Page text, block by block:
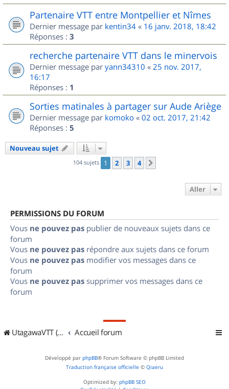
Partenaire VTT entre Montpellier et Nîmes
Dernier message par kentin34 « 16 janv. 2018, 18:42
Réponses : 3
recherche partenaire VTT dans le minervois
Dernier message par yann34310 « 25 nov. 2017,
16:17
Réponses : 1
Sorties matinales à partager sur Aude Ariège
Dernier message par komoko « 02 oct. 2017, 21:42
Réponses : 5
Nouveau sujet
104 sujets 1 2 3 4
Aller
PERMISSIONS DU FORUM
Vous ne pouvez pas publier de nouveaux sujets dans ce
forum
Vous ne pouvez pas répondre aux sujets dans ce forum
Vous ne pouvez pas modifier vos messages dans ce
forum
Vous ne pouvez pas supprimer vos messages dans ce
forum
UtagawaVTT (Randos VTT et VTTAE avec traces GPS) Accueil forum
Développé par phpBB® Forum Software © phpBB Limited
Traduction française officielle © Qiaeru
Optimized by: phpBB SEO